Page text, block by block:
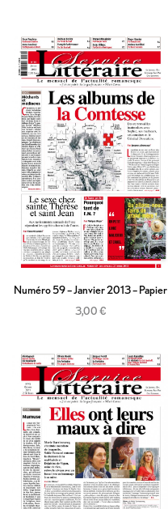
Numéro 59 – Janvier 2013 – Papier
3,00€